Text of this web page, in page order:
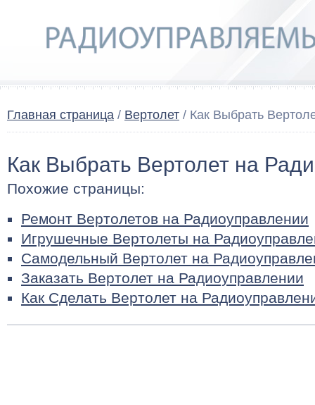
Главная страница / Вертолет / Как Выбрать
Как Выбрать Вертолет на
Похожие страницы:
Ремонт Вертолетов на Радиоуправлении
Игрушечные Вертолеты на
Самодельный Вертолет на
Заказать Вертолет на Радиоуправлении
Как Сделать Вертолет на